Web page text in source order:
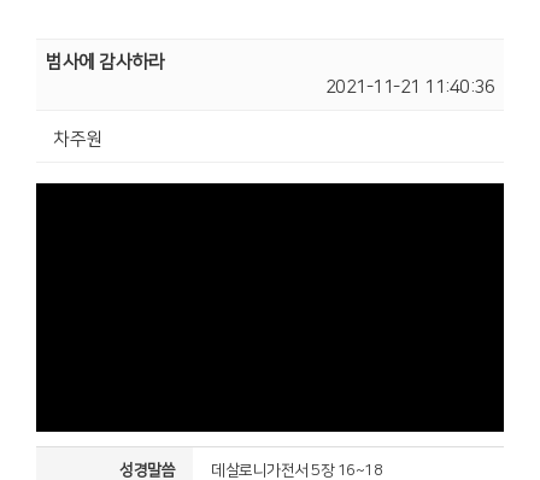
범사에 감사하라
2021-11-21 11:40:36
차주원
성경말씀 데살로니가전서 5장 16~18